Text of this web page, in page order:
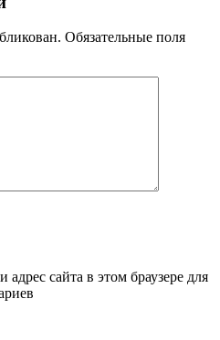
Обязательные поля
сайта в этом браузере для